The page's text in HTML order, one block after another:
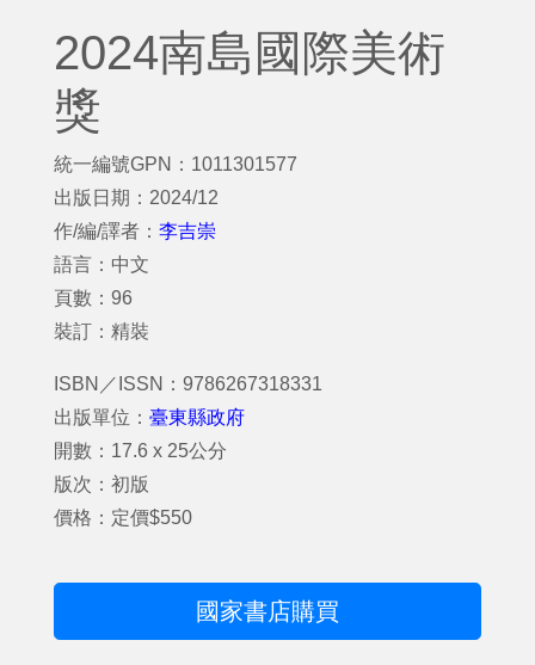
2024南島國際美術
獎
統一編號GPN：1011301577
出版日期：2024/12
作/編/譯者： 李吉崇
語言：中文
頁數：96
裝訂：精裝
ISBN／ISSN：9786267318331
出版單位： 臺東縣政府
開數：17.6 x 25公分
版次：初版
價格：定價$550
國家書店購買